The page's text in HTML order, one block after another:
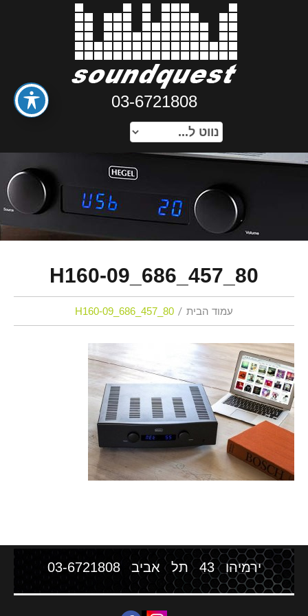
03-6721808
H160-09_686_457_80
עמוד הבית H160-09_686_457_80
ירמיהו 43 תל אביב 03-6721808